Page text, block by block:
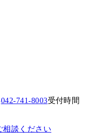
042-741-8003受付時間
相談ください